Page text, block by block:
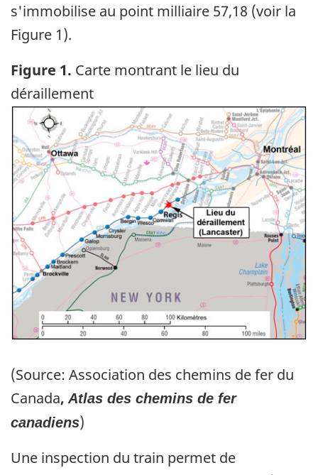
s'immobilise au point milliaire 57,18 (voir la
Figure 1).
Figure 1. Carte montrant le lieu du
déraillement
Image
(Source: Association des chemins de fer du
Canada,Atlas des chemins de fer
canadiens)
Une inspection du train permet de